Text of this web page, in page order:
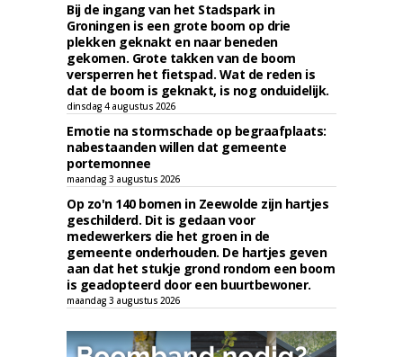
Bij de ingang van het Stadspark in
Groningen is een grote boom op drie
plekken geknakt en naar beneden
gekomen. Grote takken van de boom
versperren het fietspad. Wat de reden is
dat de boom is geknakt, is nog onduidelijk.
dinsdag 4 augustus 2026
Emotie na stormschade op begraafplaats:
nabestaanden willen dat gemeente
portemonnee
maandag 3 augustus 2026
Op zo'n 140 bomen in Zeewolde zijn hartjes
geschilderd. Dit is gedaan voor
medewerkers die het groen in de
gemeente onderhouden. De hartjes geven
aan dat het stukje grond rondom een boom
is geadopteerd door een buurtbewoner.
maandag 3 augustus 2026